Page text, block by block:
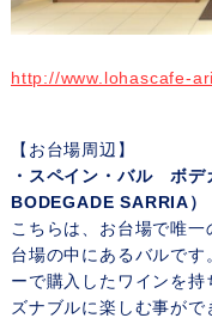
http://www.lohascafe-
【お台場周辺】
・スペイン・バル ボデ
BODEGADE SARRIA）
こちらは、お台場で唯
台場の中にあるバルで
ーで購入したワインを
ズナブルに楽しむ事が